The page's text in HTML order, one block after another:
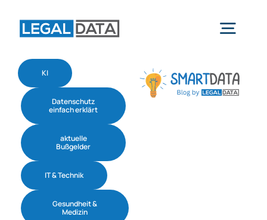
Home
Services
Software
KI
Datenschutz
einfach erklärt
aktuelle
Bußgelder
IT & Technik
Gesundheit &
Medizin